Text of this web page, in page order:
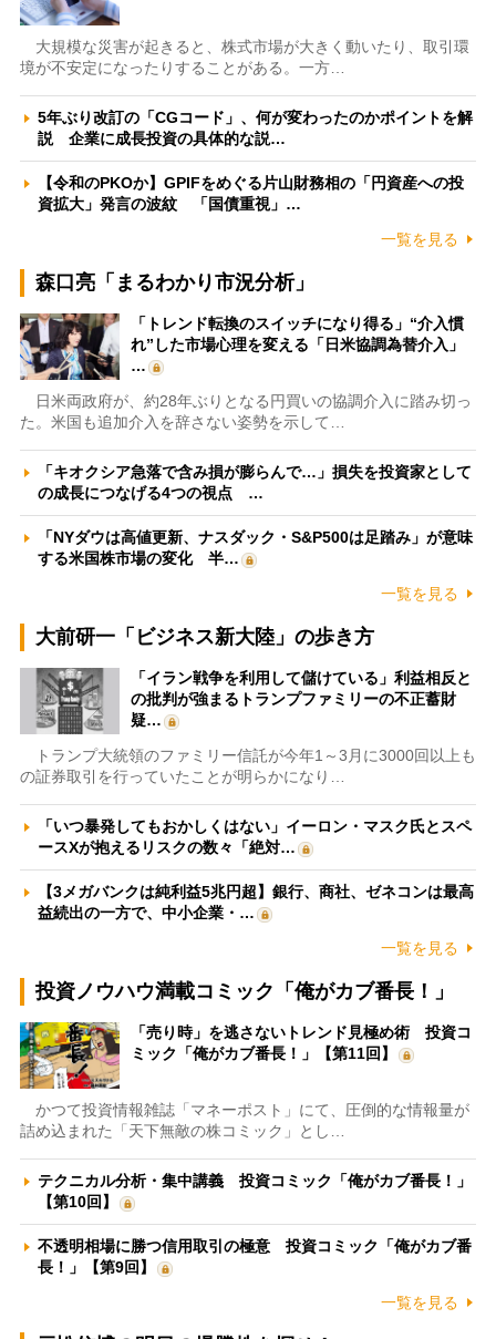
大規模な災害が起きると、株式市場が大きく動いたり、取引環
境が不安定になったりすることがある。一方…
5年ぶり改訂の「CGコード」、何が変わったのかポイントを解
説 企業に成長投資の具体的な説…
【令和のPKOか】GPIFをめぐる片山財務相の「円資産への投
資拡大」発言の波紋 「国債重視」…
一覧を見る
森口亮「まるわかり市況分析」
「トレンド転換のスイッチになり得る」“介入慣
れ”した市場心理を変える「日米協調為替介入」
…
日米両政府が、約28年ぶりとなる円買いの協調介入に踏み切っ
た。米国も追加介入を辞さない姿勢を示して…
「キオクシア急落で含み損が膨らんで…」損失を投資家として
の成長につなげる4つの視点 …
「NYダウは高値更新、ナスダック・S&P500は足踏み」が意味
する米国株市場の変化 半…
一覧を見る
大前研一「ビジネス新大陸」の歩き方
「イラン戦争を利用して儲けている」利益相反と
の批判が強まるトランプファミリーの不正蓄財
疑…
トランプ大統領のファミリー信託が今年1～3月に3000回以上も
の証券取引を行っていたことが明らかになり…
「いつ暴発してもおかしくはない」イーロン・マスク氏とスペ
ースXが抱えるリスクの数々「絶対…
【3メガバンクは純利益5兆円超】銀行、商社、ゼネコンは最高
益続出の一方で、中小企業・…
一覧を見る
投資ノウハウ満載コミック「俺がカブ番長！」
「売り時」を逃さないトレンド見極め術 投資コ
ミック「俺がカブ番長！」【第11回】
かつて投資情報雑誌「マネーポスト」にて、圧倒的な情報量が
詰め込まれた「天下無敵の株コミック」とし…
テクニカル分析・集中講義 投資コミック「俺がカブ番長！」
【第10回】
不透明相場に勝つ信用取引の極意 投資コミック「俺がカブ番
長！」【第9回】
一覧を見る